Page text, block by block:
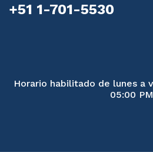
+51 1-701-5530
Horario habilitado de lunes a
05:00 PM